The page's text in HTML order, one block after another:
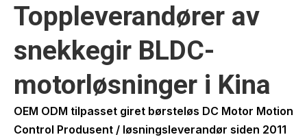
Toppleverandører av
snekkegir BLDC-
motorløsninger i Kina
OEM ODM tilpasset giret børsteløs DC Motor Motion
Control Produsent / løsningsleverandør siden 2011